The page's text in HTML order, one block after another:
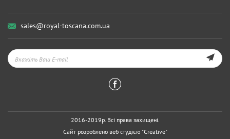
sales@royal-toscana.com.ua
2016-2019р. Всі права захищені.
Сайт розроблено веб студією "Creative"